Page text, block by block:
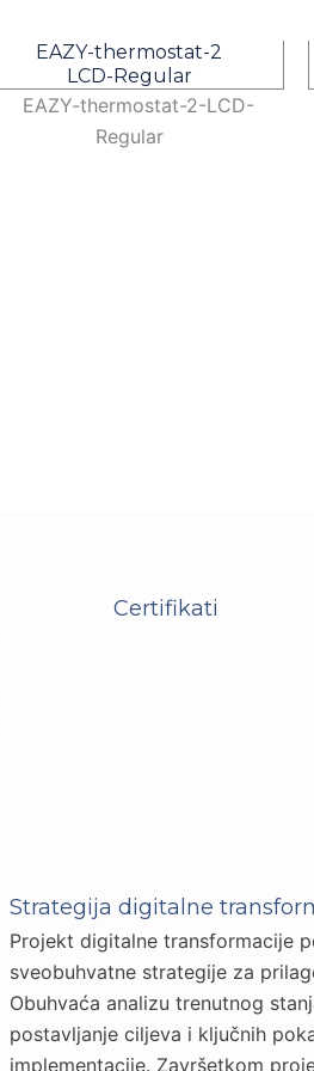
EAZY-thermostat-2
LCD-Regular
Certifikati
Strategija digitalne
Projekt digitalne transformacije
sveobuhvatne strategije za
Obuhvaća analizu trenutnog
postavljanje ciljeva i ključnih
implementacije. Završetkom
Total budget
12.000,00 €
EU funding
7.200,00 €